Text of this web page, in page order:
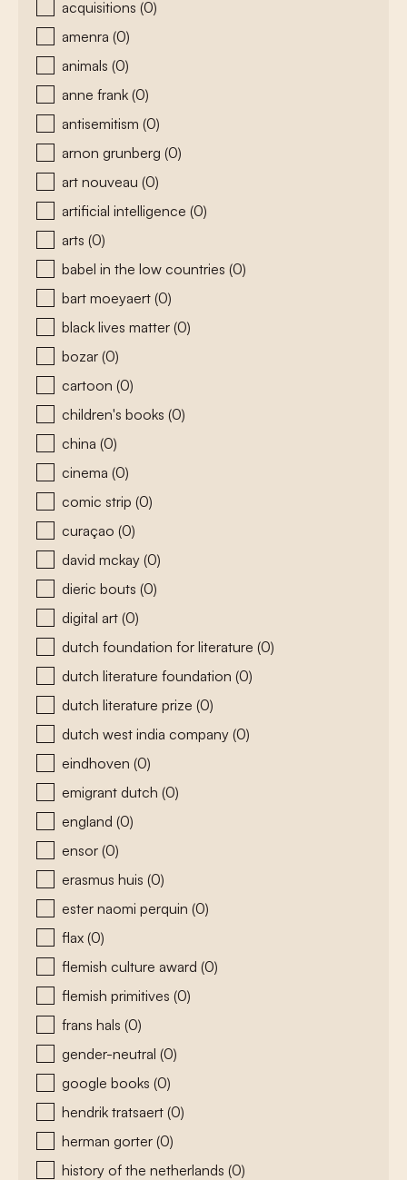
acquisitions (0)
amenra (0)
animals (0)
anne frank (0)
antisemitism (0)
arnon grunberg (0)
art nouveau (0)
artificial intelligence (0)
arts (0)
babel in the low countries (0)
bart moeyaert (0)
black lives matter (0)
bozar (0)
cartoon (0)
children's books (0)
china (0)
cinema (0)
comic strip (0)
curaçao (0)
david mckay (0)
dieric bouts (0)
digital art (0)
dutch foundation for literature (0)
dutch literature foundation (0)
dutch literature prize (0)
dutch west india company (0)
eindhoven (0)
emigrant dutch (0)
england (0)
ensor (0)
erasmus huis (0)
ester naomi perquin (0)
flax (0)
flemish culture award (0)
flemish primitives (0)
frans hals (0)
gender-neutral (0)
google books (0)
hendrik tratsaert (0)
herman gorter (0)
history of the netherlands (0)